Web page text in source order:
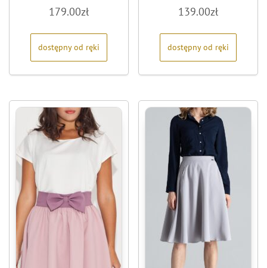
0
na
179.00zł
dostępny od ręki
0
na
139.00zł
dostępny od ręki